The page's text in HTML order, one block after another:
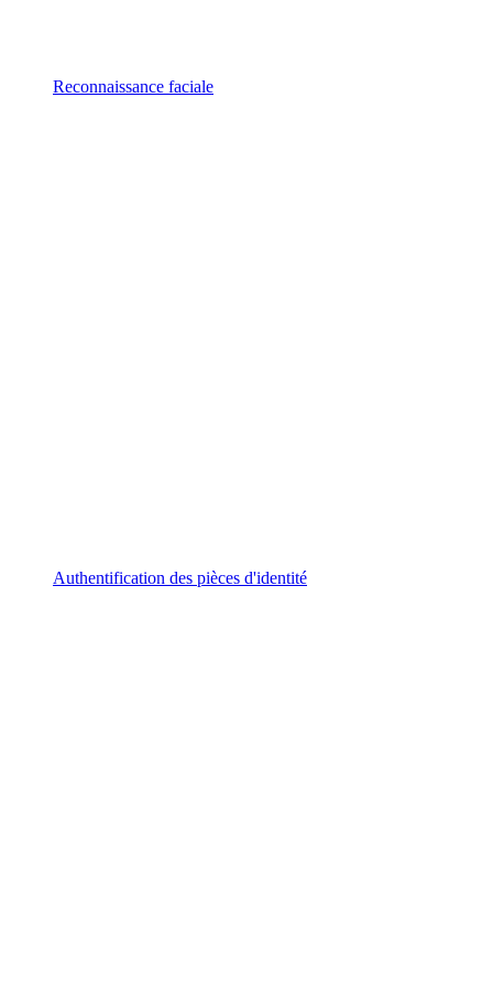
Reconnaissance faciale
Authentification des pièces d'identité